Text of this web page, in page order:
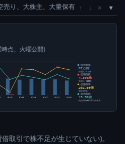
売り、大株主、大量保有 ↑ ↓ ×
点、火曜公開)
06-26 07-03 07-10 07-17 07-24 07-31
信用買残
87万株
前週比 -7万株
信用売残
4,300株
前週比 +100株
信用倍率
202.56倍
買残÷売残
信用需給
+3.50倍
純信用残÷5日平均出来高
取引で株不足が生じていない)。